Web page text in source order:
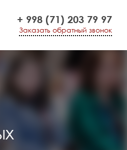
+ 998 (71) 203 79 97
Заказать обратный звонок